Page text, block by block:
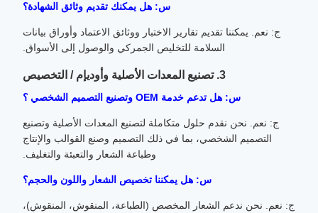
س: هل يمكنك تقديم وثائق الشهادة؟
ج: نعم. يمكننا تقديم تقارير الاختبار ووثائق الاعتماد وأوراق بيانات
السلامة للتخليص الجمركي والوصول إلى الأسواق.
3. تصنيع المعدات الأصلية وأوديإم / التخصيص
س: هل تدعم خدمة OEM وتصنيع التصميم الشخصي ؟
ج: نعم. نحن نقدم حلول متكاملة لتصنيع المعدات الأصلية وتصنيع
التصميم الشخصي، بما في ذلك التصميم وصنع القوالب والإنتاج
وطباعة الشعار والتعبئة والتغليف.
س: هل يمكننا تخصيص الشعار واللون والحجم؟
ج: نعم. نحن ندعم الشعار المخصص (الطباعة، المنقوش، المنقوش)،